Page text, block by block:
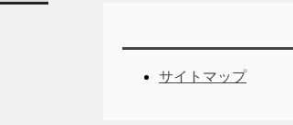
サイトマップ